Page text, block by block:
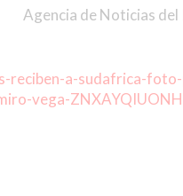
Agencia de Noticias